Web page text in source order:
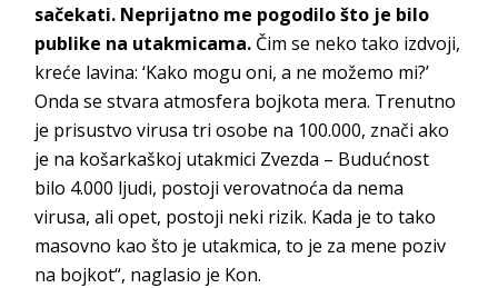
sačekati. Neprijatno me pogodilo što je bilo
publike na utakmicama. Čim se neko tako izdvoji,
kreće lavina: ‘Kako mogu oni, a ne možemo mi?’
Onda se stvara atmosfera bojkota mera. Trenutno
je prisustvo virusa tri osobe na 100.000, znači ako
je na košarkaškoj utakmici Zvezda – Budućnost
bilo 4.000 ljudi, postoji verovatnoća da nema
virusa, ali opet, postoji neki rizik. Kada je to tako
masovno kao što je utakmica, to je za mene poziv
na bojkot“, naglasio je Kon.